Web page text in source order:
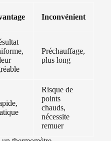
Inconvénient
Préchauffage,
plus long
Risque de
points
chauds,
nécessite
remuer